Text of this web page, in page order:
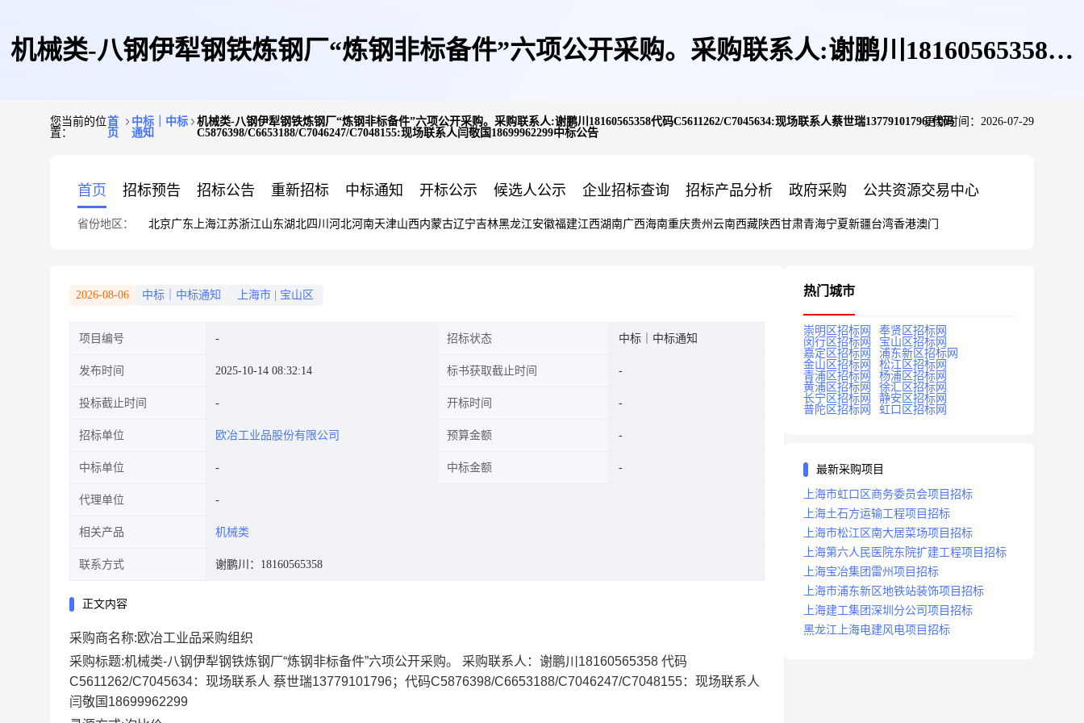
机械类-八钢伊犁钢铁炼钢厂“炼钢非标备件”六项公开采购。采购联系人:谢鹏川18160565358代
您当前的位
置：
首
页
中标｜中标
通知
机械类-八钢伊犁钢铁炼钢厂“炼钢非标备件”六项公开采购。采购联系人:谢鹏川18160565358代码C5611262/C7045634:现场联系人蔡世瑞13779101796;代码
C5876398/C6653188/C7046247/C7048155:现场联系人闫敬国18699962299中标公告
更新时间：2026-07-29
首页 招标预告 招标公告 重新招标 中标通知 开标公示 候选人公示 企业招标查询 招标产品分析 政府采购 公共资源交易中心
省份地区： 北京广东 上海江苏浙江山东湖北四川 河北河南天津山西内蒙古辽宁吉林黑龙江安徽福建江西湖南广西海南重庆贵州 云南西藏陕西甘肃青海宁夏新疆台湾香港澳门
2026-08-06 中标｜中标通知 上海市 宝山区
项目编号 招标状态 中标｜中标通知
发布时间 2025-10-14 08:32:14 标书获取截止时间
投标截止时间 开标时间
招标单位 欧冶工业品股份有限公司 预算金额
中标单位 中标金额
代理单位
相关产品 机械类
联系方式 谢鹏川：18160565358
正文内容
采购商名称:欧冶工业品采购组织
采购标题:机械类-八钢伊犁钢铁炼钢厂“炼钢非标备件”六项公开采购。 采购联系人：谢鹏川18160565358 代码
C5611262/C7045634：现场联系人 蔡世瑞13779101796；代码C5876398/C6653188/C7046247/C7048155：现场联系人
闫敬国18699962299
热门城市
崇明区招标网
奉贤区招标网
闵行区招标网
宝山区招标网
嘉定区招标网
浦东新区招标网
金山区招标网
松江区招标网
青浦区招标网
杨浦区招标网
黄浦区招标网
徐汇区招标网
长宁区招标网
静安区招标网
普陀区招标网
虹口区招标网
最新采购项目
上海市虹口区商务委员会项目招标
上海土石方运输工程项目招标
上海市松江区南大居菜场项目招标
上海第六人民医院东院扩建工程项目招标
上海宝冶集团雷州项目招标
上海市浦东新区地铁站装饰项目招标
上海建工集团深圳分公司项目招标
黑龙江上海电建风电项目招标